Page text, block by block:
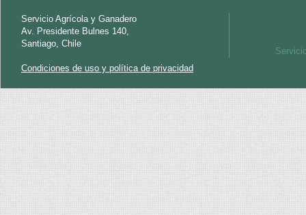
Servicio Agrícola y Ganadero
Av. Presidente Bulnes 140,
Santiago, Chile
Condiciones de uso y política de privacidad